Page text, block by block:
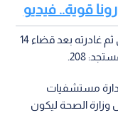
قوية.. فيديو
العدد الكلي للحالات التي أدخلت الحجر الصحي ثم غادرته بعد قضاء 14
208.
مستشفيات
وزارة الصحة ليكون